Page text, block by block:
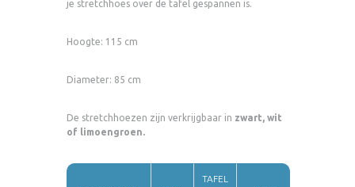
je stretchhoes over de tafel gespannen is.
Hoogte: 115 cm
Diameter: 85 cm
De stretchhoezen zijn verkrijgbaar in zwart, wit
of limoengroen.
TAFEL